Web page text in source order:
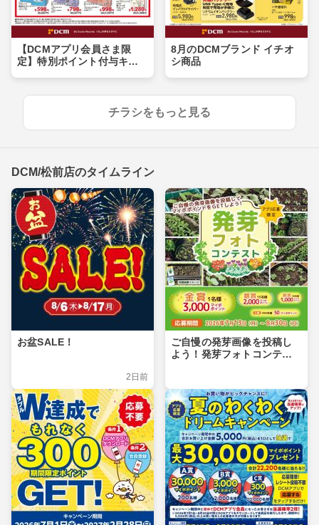
【DCMアプリ会員さま限
定】特別ポイント付与キャ
8月のDCMブランド イチオ
シ商品
チラシをもっと見る
DCM/松前店のタイムライン
お盆SALE！
2日前
ご自慢の発芽画像を投稿し
よう！発芽フォトコンテス